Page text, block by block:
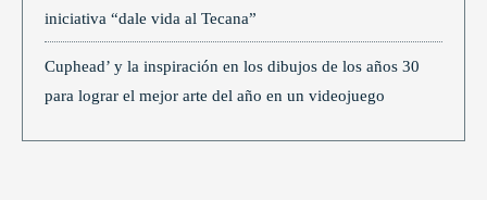
iniciativa “dale vida al Tecana”
Cuphead’ y la inspiración en los dibujos de los años 30
para lograr el mejor arte del año en un videojuego